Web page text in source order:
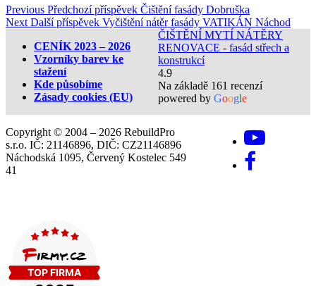
Previous Předchozí příspěvek Čištění fasády Dobruška
Next Další příspěvek Vyčištění nátěr fasády VATIKÁN Náchod
CENÍK 2023 – 2026
Vzorníky barev ke
stažení
Kde působíme
Zásady cookies (EU)
ČIŠTĚNÍ MYTÍ NÁTĚRY
RENOVACE - fasád střech a
konstrukcí
4.9
Na základě 161 recenzí
powered by Google
Copyright © 2004 – 2026 RebuildPro
s.r.o. IČ: 21146896, DIČ: CZ21146896
Náchodská 1095, Červený Kostelec 549
41